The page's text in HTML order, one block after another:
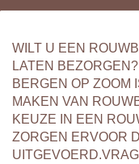
WILT U EEN
LATEN BEZORGEN?
BERGEN OP ZOOM
MAKEN VAN
KEUZE IN EEN
ZORGEN ERVOOR